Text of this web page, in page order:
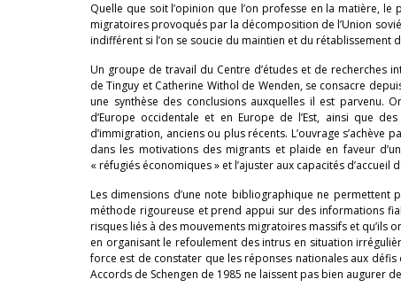
Quelle que soit l’opinion que l’on professe en la matière,
migratoires provoqués par la décomposition de l’Union
indifférent si l’on se soucie du maintien et du rétablissement
Un groupe de travail du Centre d’études et de recherches
de Tinguy et Catherine Withol de Wenden, se consacre
une synthèse des conclusions auxquelles il est parvenu.
d’Europe occidentale et en Europe de l’Est, ainsi que
d’immigration, anciens ou plus récents. L’ouvrage
dans les motivations des migrants et plaide en faveur
« réfugiés économiques » et l’ajuster aux capacités d’accueil
Les dimensions d’une note bibliographique ne
méthode rigoureuse et prend appui sur des informations
risques liés à des mouvements migratoires massifs et qu’ils
en organisant le refoulement des intrus en situation
force est de constater que les réponses nationales aux
Accords de Schengen de 1985 ne laissent pas bien augurer